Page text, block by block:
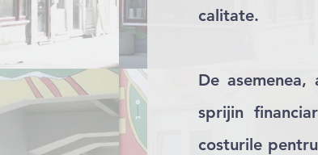
calitate.
De asemenea,
sprijin
costurile